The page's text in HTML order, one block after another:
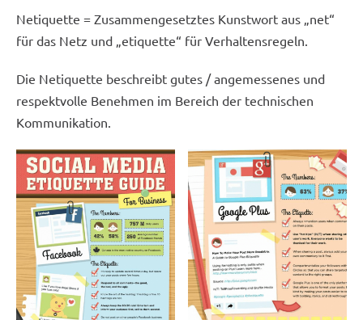
Netiquette = Zusammengesetztes Kunstwort aus „net“
für das Netz und „etiquette“ für Verhaltensregeln.
Die Netiquette beschreibt gutes / angemessenes und
respektvolle Benehmen im Bereich der technischen
Kommunikation.